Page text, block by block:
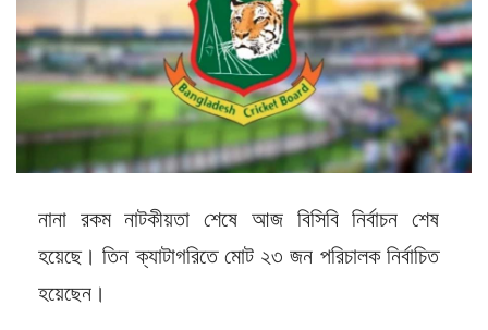
নানা রকম নাটকীয়তা শেষে আজ বিসিবি নির্বাচন শেষ
হয়েছে। তিন ক্যাটাগরিতে মোট ২৩ জন পরিচালক নির্বাচিত
হয়েছেন।